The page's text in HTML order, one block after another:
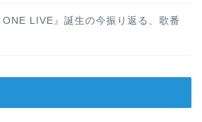
ONE LIVE』誕生の今振り返る、歌番